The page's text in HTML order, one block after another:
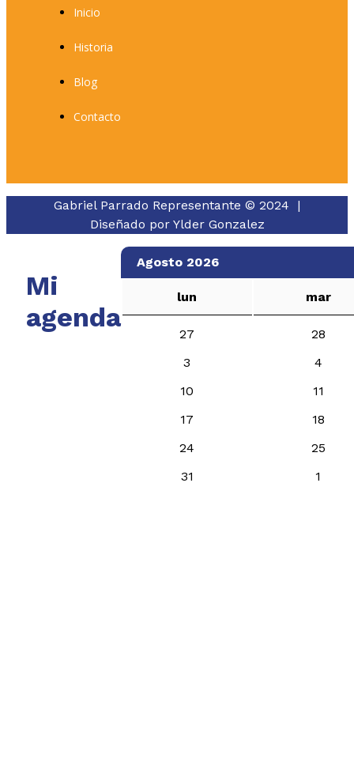
Inicio
Historia
Blog
Contacto
Gabriel Parrado Representante © 2024 |
Diseñado por Ylder Gonzalez
Mi
agenda
Agosto 2026
lun mar
27
28
3
4
10
11
17
18
24
25
31
1